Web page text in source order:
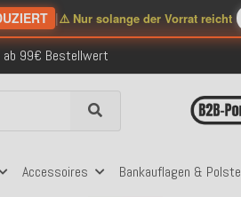
|⚠️ Nur solange der Vorrat reicht
ab 99€ Bestellwert
Pay
Accessoires Bankauflagen &